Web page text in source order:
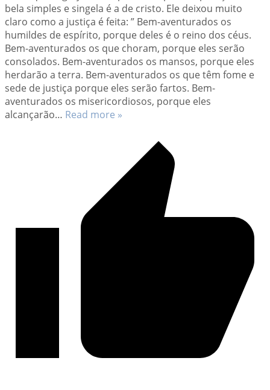
bela simples e singela é a de cristo. Ele deixou muito
claro como a justiça é feita: ” Bem-aventurados os
humildes de espírito, porque deles é o reino dos céus.
Bem-aventurados os que choram, porque eles serão
consolados. Bem-aventurados os mansos, porque eles
herdarão a terra. Bem-aventurados os que têm fome e
sede de justiça porque eles serão fartos. Bem-
aventurados os misericordiosos, porque eles
alcançarão… Read more »